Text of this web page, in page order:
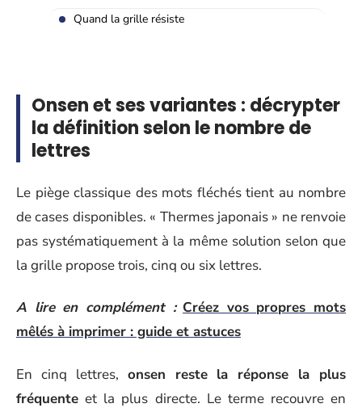
Quand la grille résiste
Onsen et ses variantes : décrypter
la définition selon le nombre de
lettres
Le piège classique des mots fléchés tient au nombre
de cases disponibles. « Thermes japonais » ne renvoie
pas systématiquement à la même solution selon que
la grille propose trois, cinq ou six lettres.
A lire en complément : Créez vos propres mots
mêlés à imprimer : guide et astuces
En cinq lettres, onsen reste la réponse la plus
fréquente et la plus directe. Le terme recouvre en